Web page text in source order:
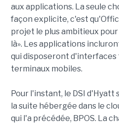
aux applications. La seule
façon explicite, c'est
projet le plus ambitieux
là». Les applications
qui disposeront d'interfaces
terminaux mobiles.
Pour l'instant, le DSI
la suite hébergée dans le
qui l'a précédée, BPOS. La